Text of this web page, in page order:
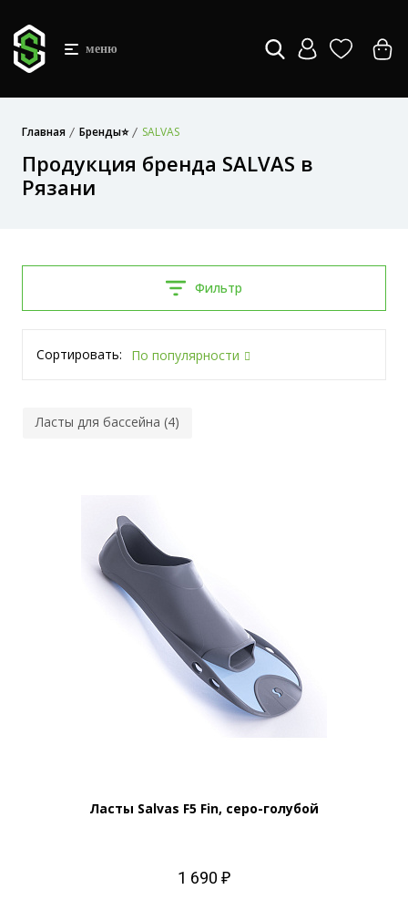
меню
Главная Бренды⭐ SALVAS
Продукция бренда SALVAS в
Рязани
Фильтр
Сортировать: По популярности
Ласты для бассейна (4)
Ласты Salvas F5 Fin, серо-голубой
1 690 ₽